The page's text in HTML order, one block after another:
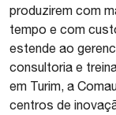
produzirem com
tempo e com
estende ao
consultoria e
em Turim, a
centros de